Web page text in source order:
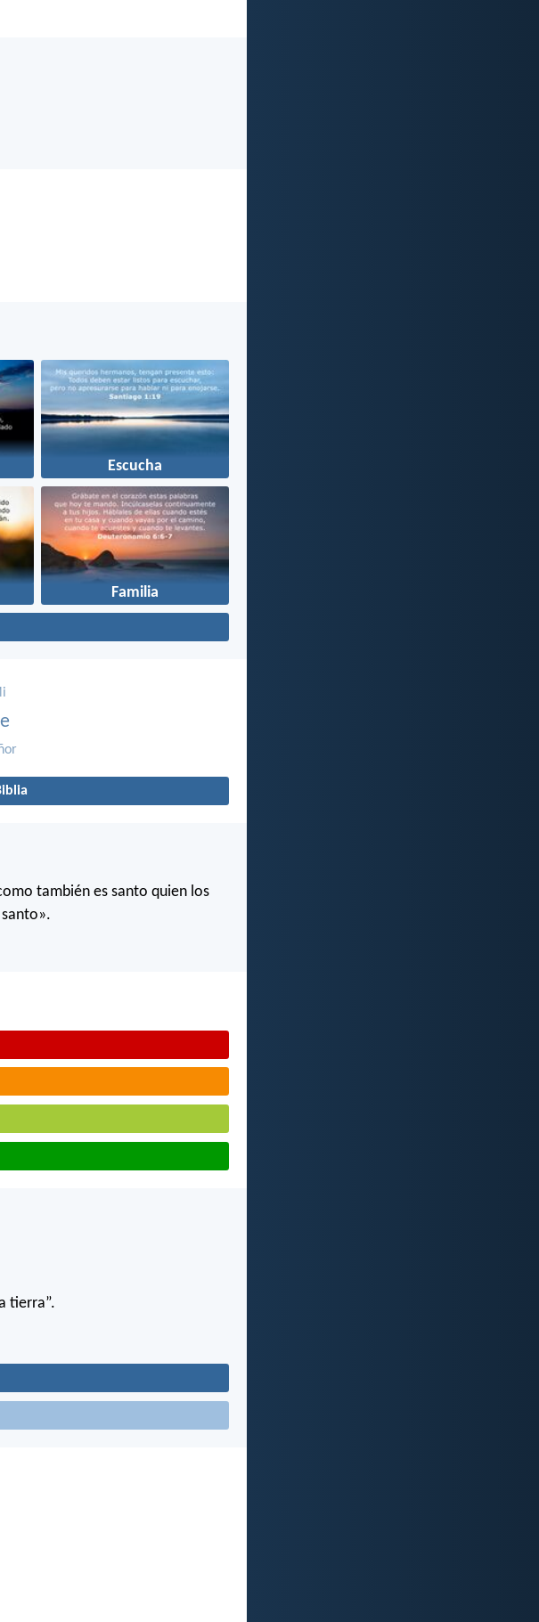
Escucha
Familia
también es santo quien los
tierra”.